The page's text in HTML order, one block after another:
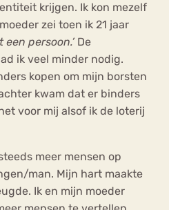
krijgen. Ik kon mezelf
zei toen ik 21 jaar
een persoon.’ De
ik veel minder nodig.
kopen om mijn borsten
kwam dat er binders
voor mij alsof ik de loterij
meer mensen op
man. Mijn hart maakte
Ik en mijn moeder